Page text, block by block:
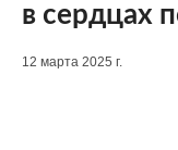
в сердцах
12 марта 2025 г.